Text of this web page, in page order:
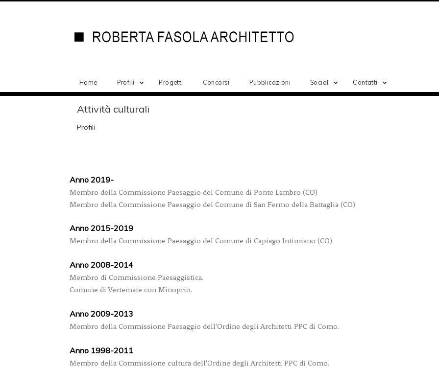
Home Profili Progetti Concorsi Pubblicazioni Social Contatti
Attività culturali
Profili
Anno 2019-
Membro della Commissione Paesaggio del Comune di Ponte Lambro (CO)
Membro della Commissione Paesaggio del Comune di San Fermo della Battaglia (CO)
Anno 2015-2019
Membro della Commissione Paesaggio del Comune di Capiago Intimiano (CO)
Anno 2008-2014
Membro di Commissione Paesaggistica.
Comune di Vertemate con Minoprio.
Anno 2009-2013
Membro della Commissione Paesaggio dell'Ordine degli Architetti PPC di Como.
Anno 1998-2011
Membro della Commissione cultura dell'Ordine degli Architetti PPC di Como.